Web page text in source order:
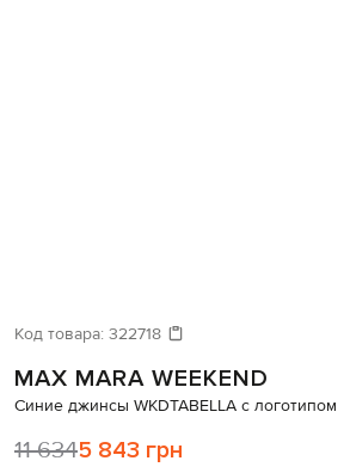
Код товара: 322718
MAX MARA WEEKEND
Синие джинсы WKDTABELLA с логотипом
11 6345 843 грн